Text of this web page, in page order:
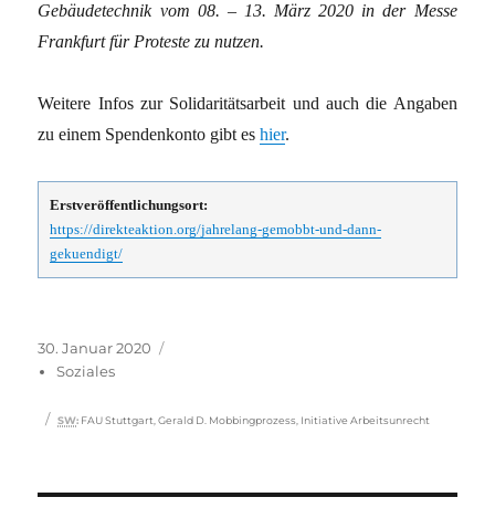
Gebäudetechnik vom 08. – 13. März 2020 in der Messe
Frankfurt für Proteste zu nutzen.
Weitere Infos zur Solidaritätsarbeit und auch die Angaben
zu einem Spendenkonto gibt eshier.
Erstveröffentlichungsort:
https://direkteaktion.org/jahrelang-gemobbt-und-dann-
gekuendigt/
Veröffentlicht
am
30. Januar 2020
Soziales
Schlagwörter
SW: FAU Stuttgart,Gerald D. Mobbingprozess, Initiative Arbeitsunrecht